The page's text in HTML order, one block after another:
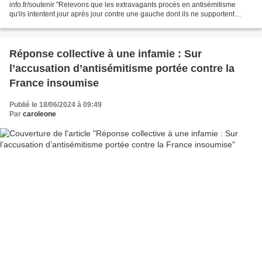
info.fr/soutenir "Relevons que les extravagants procès en antisémitisme
qu'ils intentent jour après jour contre une gauche dont ils ne supportent
Réponse collective à une infamie : Sur
l’accusation d’antisémitisme portée contre la
France insoumise
Publié le 18/06/2024 à 09:49
Par caroleone